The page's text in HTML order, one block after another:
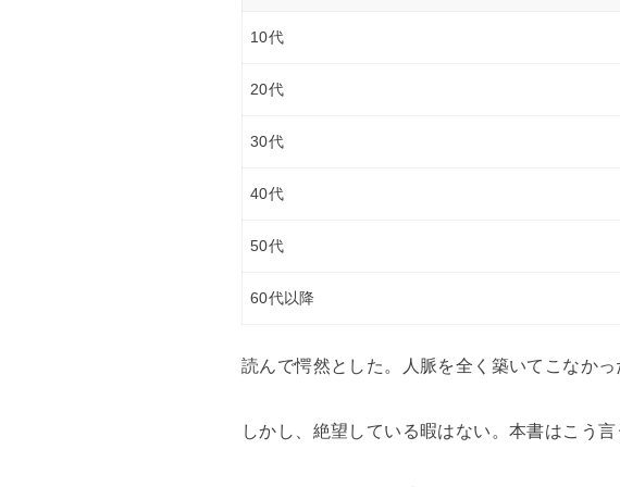
10代
20代
30代
40代
50代
60代以降
読んで愕然とした。人脈を全く築いてこなか
しかし、絶望している暇はない。本書はこう言